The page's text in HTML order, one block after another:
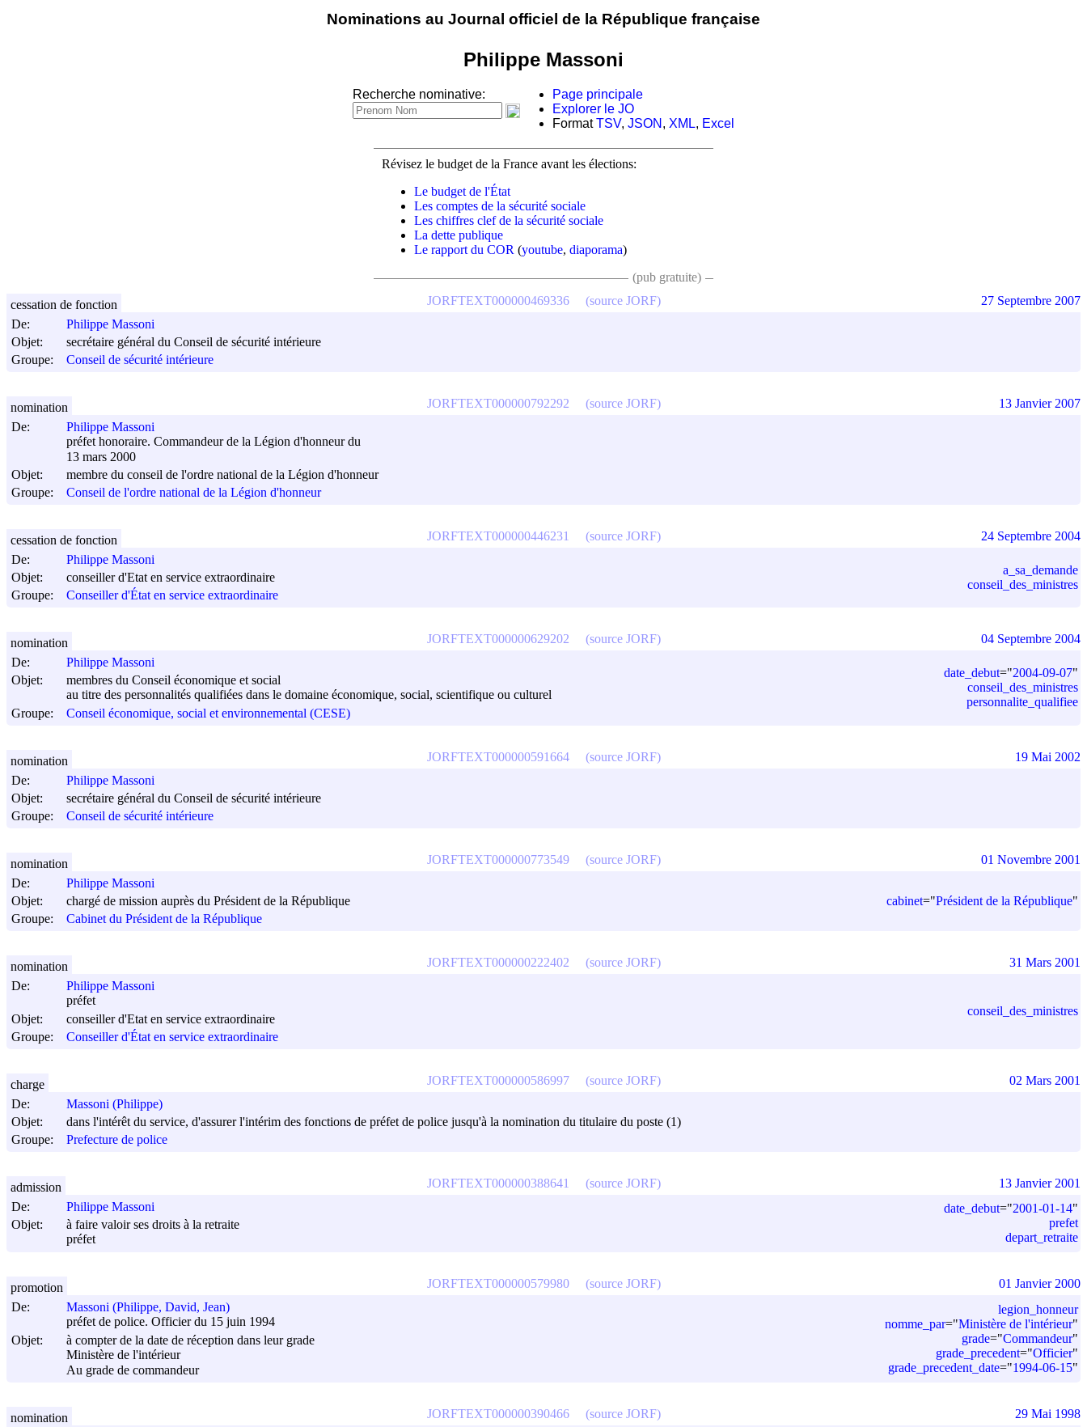
Nominations au Journal officiel de la République française
Philippe Massoni
Recherche nominative:
Page principale
Explorer le JO
FormatTSV, JSON , XML, Excel
Révisez le budget de la France avant les élections:
Le budget de l'État
Les comptes de la sécurité sociale
Les chiffres clef de la sécurité sociale
La dette publique
Le rapport du COR (youtube, diaporama)
(pub gratuite)
De:
Philippe Massoni
Objet:
secrétaire général du Conseil de sécurité intérieure
Groupe:
Conseil de sécurité intérieure
JORFTEXT000000469336 (source JORF)
cessation de fonction 27 Septembre 2007
De:
Philippe Massoni
préfet honoraire. Commandeur de la Légion d'honneur du
13 mars 2000
Objet:
membre du conseil de l'ordre national de la Légion d'honneur
Groupe:
Conseil de l'ordre national de la Légion d'honneur
JORFTEXT000000792292 (source JORF)
nomination 13 Janvier 2007
De:
Philippe Massoni
Objet:
conseiller d'Etat en service extraordinaire
Groupe:
Conseiller d'État en service extraordinaire
a_sa_demande
conseil_des_ministres
JORFTEXT000000446231 (source JORF)
cessation de fonction 24 Septembre 2004
De:
Philippe Massoni
Objet:
membres du Conseil économique et social
au titre des personnalités qualifiées dans le domaine économique, social, scientifique ou culturel
Groupe:
Conseil économique, social et environnemental (CESE)
date_debut="2004-09-07"
conseil_des_ministres
personnalite_qualifiee
JORFTEXT000000629202 (source JORF)
nomination 04 Septembre 2004
De:
Philippe Massoni
Objet:
secrétaire général du Conseil de sécurité intérieure
Groupe:
Conseil de sécurité intérieure
JORFTEXT000000591664 (source JORF)
nomination 19 Mai 2002
De:
Philippe Massoni
Objet:
chargé de mission auprès du Président de la République
Groupe:
Cabinet du Président de la République
cabinet="Président de la République"
JORFTEXT000000773549 (source JORF)
nomination 01 Novembre 2001
De:
Philippe Massoni
préfet
Objet:
conseiller d'Etat en service extraordinaire
Groupe:
Conseiller d'État en service extraordinaire
conseil_des_ministres
JORFTEXT000000222402 (source JORF)
nomination 31 Mars 2001
De:
Massoni (Philippe)
Objet:
dans l'intérêt du service, d'assurer l'intérim des fonctions de préfet de police jusqu'à la nomination du titulaire du poste (1)
Groupe:
Prefecture de police
JORFTEXT000000586997 (source JORF)
charge 02 Mars 2001
De:
Philippe Massoni
Objet:
à faire valoir ses droits à la retraite
préfet
date_debut="2001-01-14"
prefet
depart_retraite
JORFTEXT000000388641 (source JORF)
admission 13 Janvier 2001
De:
Massoni (Philippe, David, Jean)
préfet de police. Officier du 15 juin 1994
Objet:
à compter de la date de réception dans leur grade
Ministère de l'intérieur
Au grade de commandeur
legion_honneur
nomme_par="Ministère de l'intérieur"
grade="Commandeur"
grade_precedent="Officier"
grade_precedent_date="1994-06-15"
JORFTEXT000000579980 (source JORF)
promotion 01 Janvier 2000
JORFTEXT000000390466 (source JORF)
nomination 29 Mai 1998